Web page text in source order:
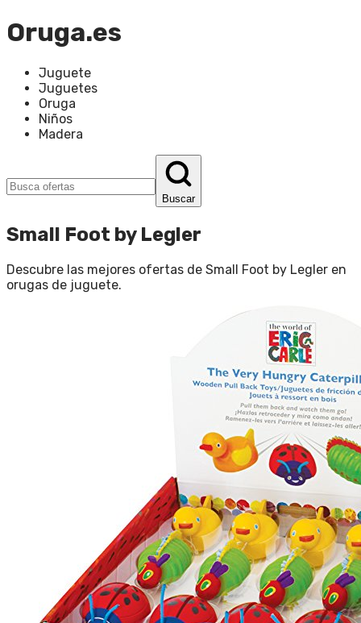
Oruga.es
Juguete
Juguetes
Oruga
Niños
Madera
Buscar
Small Foot by Legler
Descubre las mejores ofertas de Small Foot by Legler en
orugas de juguete.